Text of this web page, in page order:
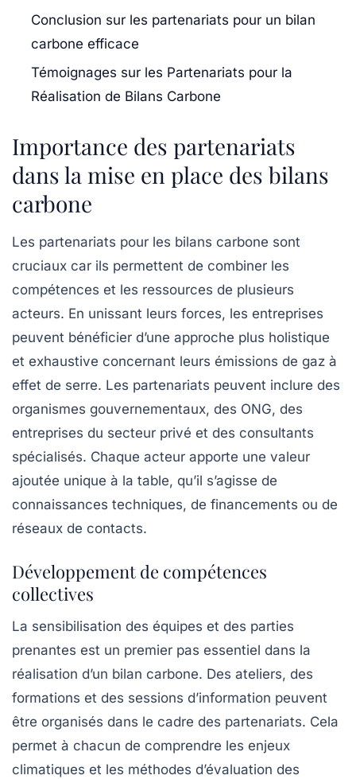
Conclusion sur les partenariats pour un bilan
carbone efficace
Témoignages sur les Partenariats pour la
Réalisation de Bilans Carbone
Importance des partenariats
dans la mise en place des bilans
carbone
Les partenariats pour les bilans carbone sont
cruciaux car ils permettent de combiner les
compétences et les ressources de plusieurs
acteurs. En unissant leurs forces, les entreprises
peuvent bénéficier d’une approche plus holistique
et exhaustive concernant leurs émissions de gaz à
effet de serre. Les partenariats peuvent inclure des
organismes gouvernementaux, des ONG, des
entreprises du secteur privé et des consultants
spécialisés. Chaque acteur apporte une valeur
ajoutée unique à la table, qu’il s’agisse de
connaissances techniques, de financements ou de
réseaux de contacts.
Développement de compétences
collectives
La sensibilisation des équipes et des parties
prenantes est un premier pas essentiel dans la
réalisation d’un bilan carbone. Des ateliers, des
formations et des sessions d’information peuvent
être organisés dans le cadre des partenariats. Cela
permet à chacun de comprendre les enjeux
climatiques et les méthodes d’évaluation des